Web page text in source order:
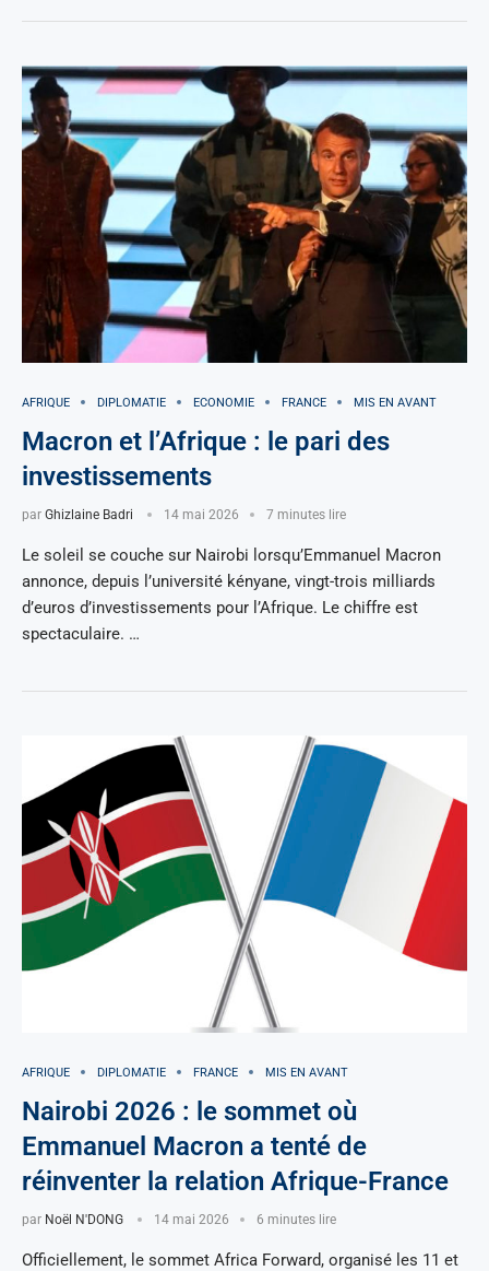
AFRIQUE DIPLOMATIE ECONOMIE FRANCE MIS EN AVANT
Macron et l’Afrique : le pari des
investissements
par Ghizlaine Badri 14 mai 2026 7 minutes lire
Le soleil se couche sur Nairobi lorsqu’Emmanuel Macron
annonce, depuis l’université kényane, vingt-trois milliards
d’euros d’investissements pour l’Afrique. Le chiffre est
spectaculaire. …
AFRIQUE DIPLOMATIE FRANCE MIS EN AVANT
Nairobi 2026 : le sommet où
Emmanuel Macron a tenté de
réinventer la relation Afrique-France
par Noël N'DONG 14 mai 2026 6 minutes lire
Officiellement, le sommet Africa Forward, organisé les 11 et